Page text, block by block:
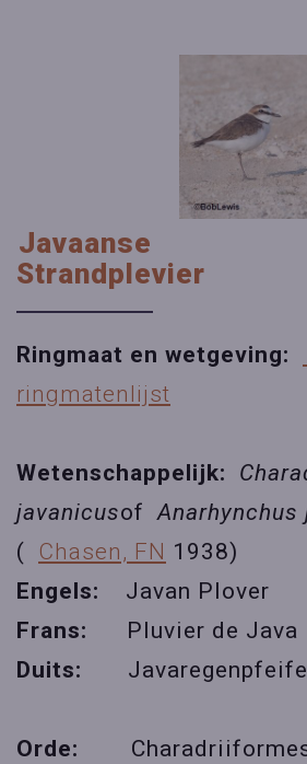
Javaanse
Strandplevier
Ringmaat en wetgeving:
ringmatenlijst
Wetenschappelijk:
javanicusofAnarhynchus
( Chasen, FN 1938)
Engels: Javan Plover
Frans: Pluvier de Java
Duits:
Orde: